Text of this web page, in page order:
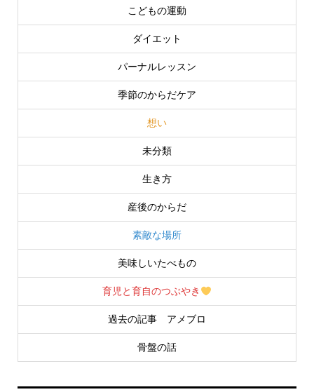
こどもの運動
ダイエット
パーナルレッスン
季節のからだケア
想い
未分類
生き方
産後のからだ
素敵な場所
美味しいたべもの
育児と育自のつぶやき
過去の記事 アメブロ
骨盤の話